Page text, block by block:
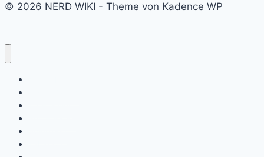
© 2026 NERD WIKI - Theme von Kadence WP